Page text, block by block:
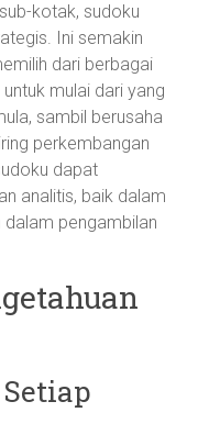
kotak, sudoku
Ini semakin
dari berbagai
mulai dari yang
sambil berusaha
perkembangan
dapat
analitis, baik dalam
pengambilan